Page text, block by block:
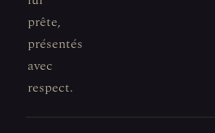
prête,
présentés
avec
respect.